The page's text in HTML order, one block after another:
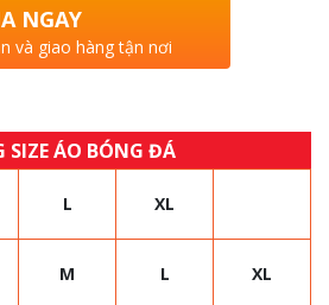
NGAY
và giao hàng tận nơi
SIZE ÁO BÓNG ĐÁ
L XL
M L XL